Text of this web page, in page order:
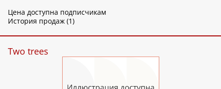
Цена доступна подписчикам
История продаж (1)
Two trees